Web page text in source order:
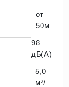
от
50м
98
дБ(А)
5,0
м³/